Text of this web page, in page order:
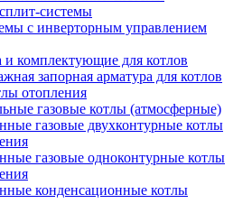
системы
с инверторным управлением
и комплектующие для котлов
запорная арматура для котлов
отопления
газовые котлы (атмосферные)
газовые двухконтурные котлы
газовые одноконтурные котлы
конденсационные котлы